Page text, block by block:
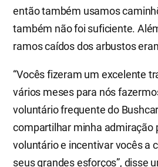
então também usamos
também não foi suficiente.
ramos caídos dos arbustos
“Vocês fizeram um excelente
vários meses para nós
voluntário frequente do
compartilhar minha admiração
voluntário e incentivar vocês a
seus grandes esforços”, disse